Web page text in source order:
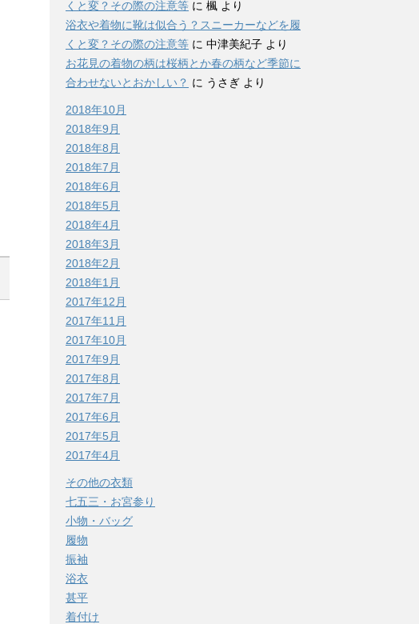
くと変？その際の注意等 に 楓 より
浴衣や着物に靴は似合う？スニーカーなどを履
くと変？その際の注意等 に 中津美紀子 より
お花見の着物の柄は桜柄とか春の柄など季節に
合わせないとおかしい？ に うさぎ より
2018年10月
2018年9月
2018年8月
2018年7月
2018年6月
2018年5月
2018年4月
2018年3月
2018年2月
2018年1月
2017年12月
2017年11月
2017年10月
2017年9月
2017年8月
2017年7月
2017年6月
2017年5月
2017年4月
その他の衣類
七五三・お宮参り
小物・バッグ
履物
振袖
浴衣
甚平
着付け